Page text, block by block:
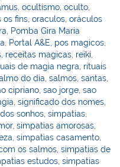
,ocultismo,oculto,
os fins,oraculos,oráculos
, Pomba Gira Maria
, Portal A&E, pos magicos,
, receitas magicas, reiki,
de magia negra, rituais
do dia,salmos,santas,
cipriano,sao jorge,sao
,significado dos nomes,
sonhos,simpatias,
,simpatias amorosas,
,simpatias casamento,
os salmos,simpatias de
estudos,simpatias